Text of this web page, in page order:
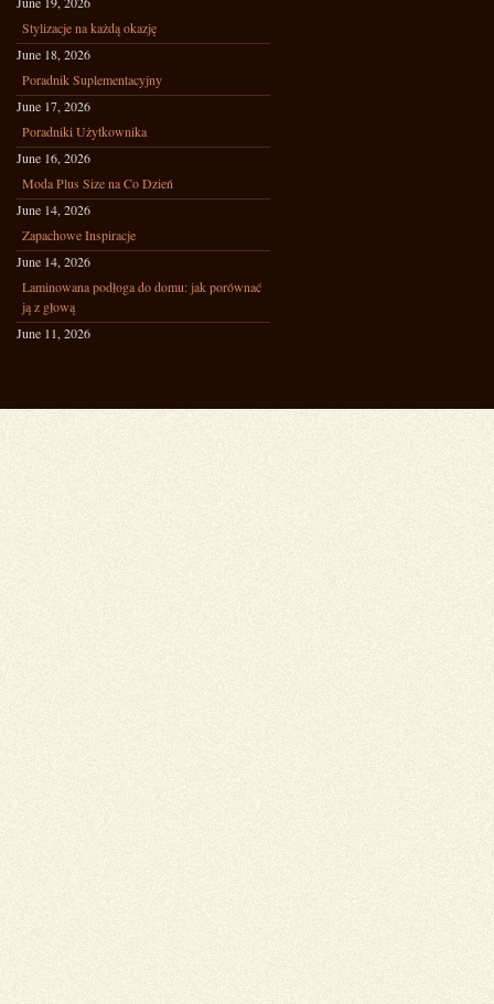
Stylizacje na każdą okazję
June 18, 2026
Poradnik Suplementacyjny
June 17, 2026
Poradniki Użytkownika
June 16, 2026
Moda Plus Size na Co Dzień
June 14, 2026
Zapachowe Inspiracje
June 14, 2026
Laminowana podłoga do domu: jak porównać
ją z głową
June 11, 2026